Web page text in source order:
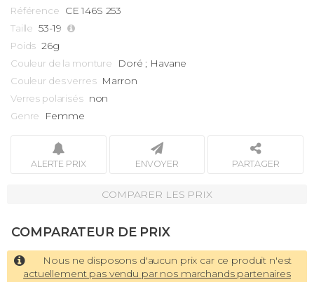
Référence CE 146S 253
Taille 53-19
Poids 26g
Couleur de la monture Doré ; Havane
Couleur des verres Marron
Verres polarisés non
Genre Femme
ALERTE PRIX ENVOYER PARTAGER
COMPARER LES PRIX
COMPARATEUR DE PRIX
Nous ne disposons d'aucun prix car ce produit n'est
actuellement pas vendu par nos marchands partenaires